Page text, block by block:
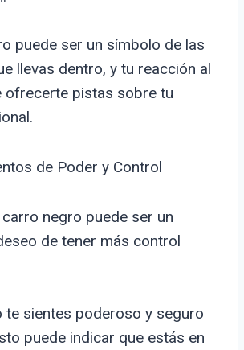
puede ser un símbolo de las
llevas dentro, y tu reacción al
ofrecerte pistas sobre tu
de Poder y Control
negro puede ser un
de tener más control
te sientes poderoso y seguro
puede indicar que estás en